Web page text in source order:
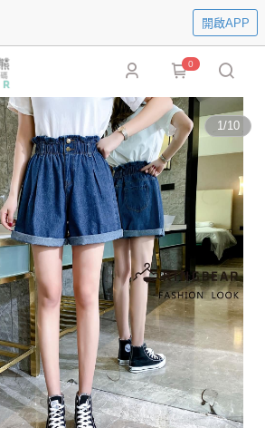
開啟APP
0
1/10